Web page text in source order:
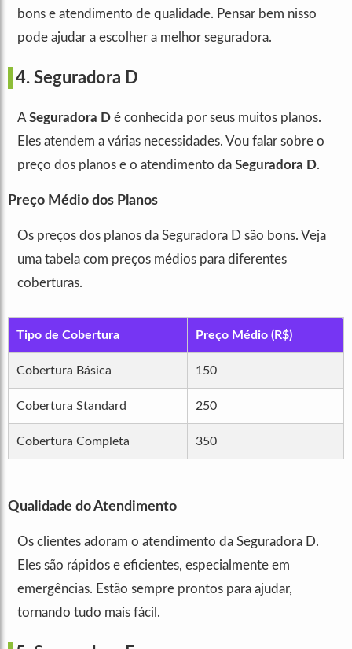
bons e atendimento de qualidade. Pensar bem nisso
pode ajudar a escolher a melhor seguradora.
4. Seguradora D
A Seguradora D é conhecida por seus muitos planos.
Eles atendem a várias necessidades. Vou falar sobre o
preço dos planos e o atendimento da Seguradora D.
Preço Médio dos Planos
Os preços dos planos da Seguradora D são bons. Veja
uma tabela com preços médios para diferentes
coberturas.
Tipo de Cobertura Preço Médio (R$)
Cobertura Básica 150
Cobertura Standard 250
Cobertura Completa 350
Qualidade do Atendimento
Os clientes adoram o atendimento da Seguradora D.
Eles são rápidos e eficientes, especialmente em
emergências. Estão sempre prontos para ajudar,
tornando tudo mais fácil.